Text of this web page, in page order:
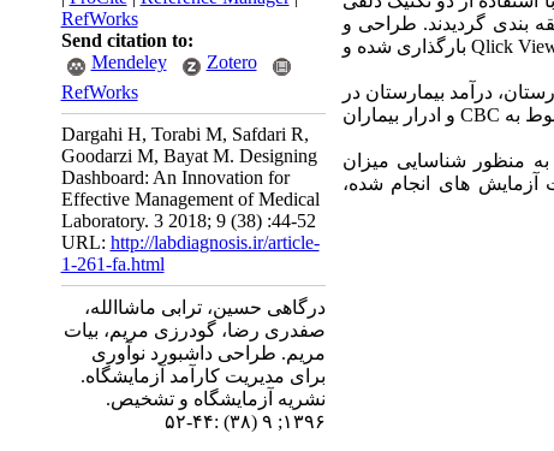
بندی گردیدند. طراحی و
Qlickبارگذاری شده و
درآمد بیمارستان در
CBCو ادرار بیماران
منظور شناسایی میزان
آزمایش های انجام شده،
RefWorks
Send citation to:
Mendeley
Zotero
RefWorks
Dargahi H, Torabi M, Safdari R,
Goodarzi M, Bayat M. Designing
Dashboard: An Innovation for
Effective Management of Medical
Laboratory. 3 2018; 9 (38) :44-52
URL: http://labdiagnosis.ir/article-
1-261-fa.html
درگاهی حسین، ترابی ماشاالله،
صفدری رضا، گودرزی مریم، بیات
مریم. طراحی داشبورد نوآوری
برای مدیریت کارآمد آزمایشگاه.
نشریه آزمایشگاه و تشخیص.
۱۳۹۶; ۹ (۳۸) :۴۴-۵۲